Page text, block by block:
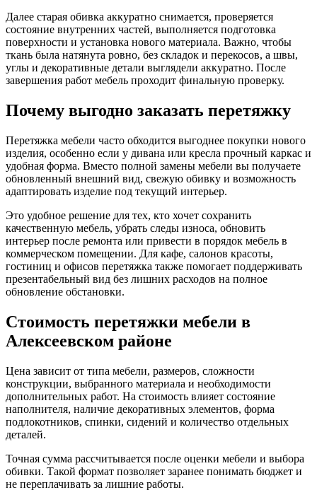
Далее старая обивка аккуратно снимается, проверяется
состояние внутренних частей, выполняется подготовка
поверхности и установка нового материала. Важно, чтобы
ткань была натянута ровно, без складок и перекосов, а швы,
углы и декоративные детали выглядели аккуратно. После
завершения работ мебель проходит финальную проверку.
Почему выгодно заказать перетяжку
Перетяжка мебели часто обходится выгоднее покупки нового
изделия, особенно если у дивана или кресла прочный каркас и
удобная форма. Вместо полной замены мебели вы получаете
обновленный внешний вид, свежую обивку и возможность
адаптировать изделие под текущий интерьер.
Это удобное решение для тех, кто хочет сохранить
качественную мебель, убрать следы износа, обновить
интерьер после ремонта или привести в порядок мебель в
коммерческом помещении. Для кафе, салонов красоты,
гостиниц и офисов перетяжка также помогает поддерживать
презентабельный вид без лишних расходов на полное
обновление обстановки.
Стоимость перетяжки мебели в
Алексеевском районе
Цена зависит от типа мебели, размеров, сложности
конструкции, выбранного материала и необходимости
дополнительных работ. На стоимость влияет состояние
наполнителя, наличие декоративных элементов, форма
подлокотников, спинки, сидений и количество отдельных
деталей.
Точная сумма рассчитывается после оценки мебели и выбора
обивки. Такой формат позволяет заранее понимать бюджет и
не переплачивать за лишние работы.